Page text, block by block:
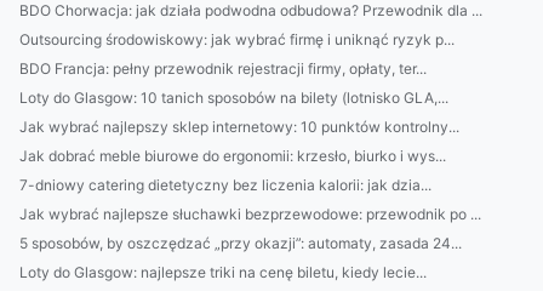
BDO Chorwacja: jak działa podwodna odbudowa? Przewodnik dla ...
Outsourcing środowiskowy: jak wybrać firmę i uniknąć ryzyk p...
BDO Francja: pełny przewodnik rejestracji firmy, opłaty, ter...
Loty do Glasgow: 10 tanich sposobów na bilety (lotnisko GLA,...
Jak wybrać najlepszy sklep internetowy: 10 punktów kontrolny...
Jak dobrać meble biurowe do ergonomii: krzesło, biurko i wys...
7-dniowy catering dietetyczny bez liczenia kalorii: jak dzia...
Jak wybrać najlepsze słuchawki bezprzewodowe: przewodnik po ...
5 sposobów, by oszczędzać „przy okazji”: automaty, zasada 24...
Loty do Glasgow: najlepsze triki na cenę biletu, kiedy lecie...